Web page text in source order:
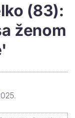
(83):
ženom